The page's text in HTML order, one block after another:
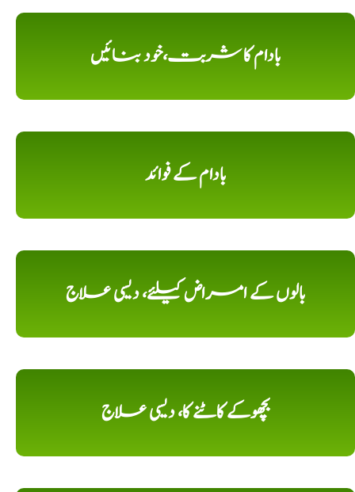
بادام کا شربت،خود بنائیں
بادام کے فوائد
بالوں کے امراض کیلئے، دیسی علاج
بچھوکے کاٹنے کا، دیسی علاج